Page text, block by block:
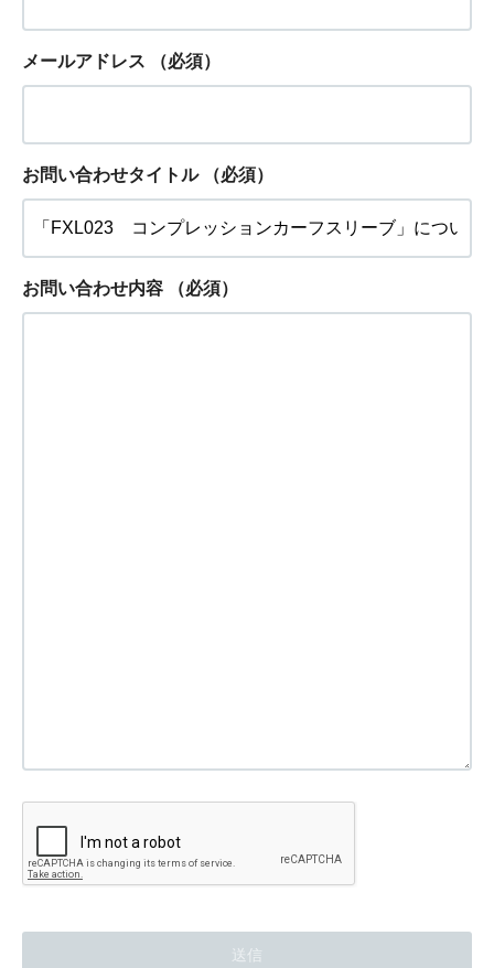
メールアドレス （必須）
お問い合わせタイトル （必須）
お問い合わせ内容 （必須）